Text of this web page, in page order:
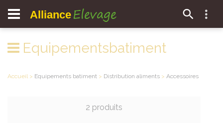
Alliance Elevage
Equipementsbatiment
Accueil > Equipements batiment > Distribution aliments > Accessoires
2 produits